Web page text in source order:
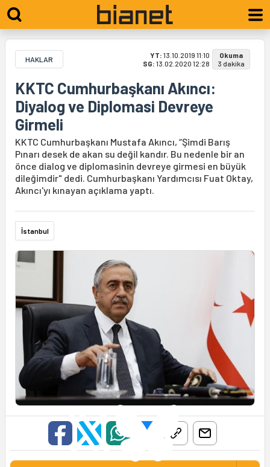
HAKLAR YT: 13.10.2019 11:10
SG: 13.02.2020 12:28
Okuma
3 dakika
KKTC Cumhurbaşkanı Akıncı:
Diyalog ve Diplomasi Devreye
Girmeli
KKTC Cumhurbaşkanı Mustafa Akıncı, “Şimdi Barış
Pınarı desek de akan su değil kandır. Bu nedenle bir an
önce dialog ve diplomasinin devreye girmesi en büyük
dileğimdir" dedi. Cumhurbaşkanı Yardımcısı Fuat Oktay,
Akıncı'yı kınayan açıklama yaptı.
İstanbul